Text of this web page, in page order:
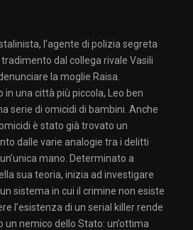
l’agente di polizia segreta
dal collega rivale Vasili
la moglie Raisa.
una città più piccola, Leo ben
serie di omicidi di bambini. Anche
è stato già trovato un
dalle varie analogie tra i delitti
mano. Determinato a
sua teoria, inizia ad investigare
un sistema in cui il crimine non esiste
l’esistenza di un serial killer rende
nemico dello Stato: un’ottima